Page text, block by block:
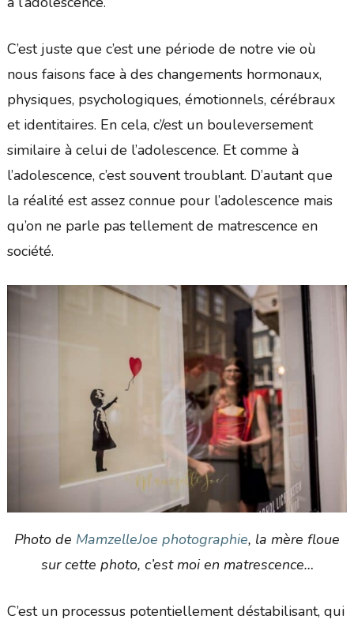
C’est juste que c’est une période de notre vie où
nous faisons face à des changements hormonaux,
physiques, psychologiques, émotionnels, cérébraux
et identitaires. En cela, c’/est un bouleversement
similaire à celui de l’adolescence. Et comme à
l’adolescence, c’est souvent troublant. D’autant que
la réalité est assez connue pour l’adolescence mais
qu’on ne parle pas tellement de matrescence en
société.
Photo de MamzelleJoe photographie, la mère floue
sur cette photo, c’est moi en matrescence…
C’est un processus potentiellement déstabilisant, qui